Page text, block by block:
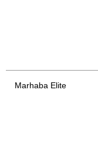
Marhaba Elite